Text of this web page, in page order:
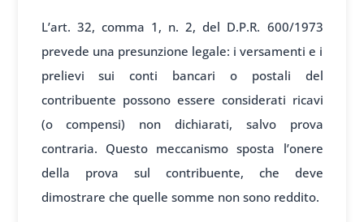
L’art. 32, comma 1, n. 2, del D.P.R. 600/1973
prevede una presunzione legale: i versamenti e i
prelievi sui conti bancari o postali del
contribuente possono essere considerati ricavi
(o compensi) non dichiarati, salvo prova
contraria. Questo meccanismo sposta l’onere
della prova sul contribuente, che deve
dimostrare che quelle somme non sono reddito.